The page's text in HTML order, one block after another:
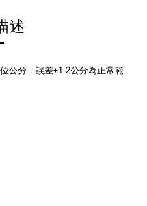
述
公分，誤差±1-2公分為正常範